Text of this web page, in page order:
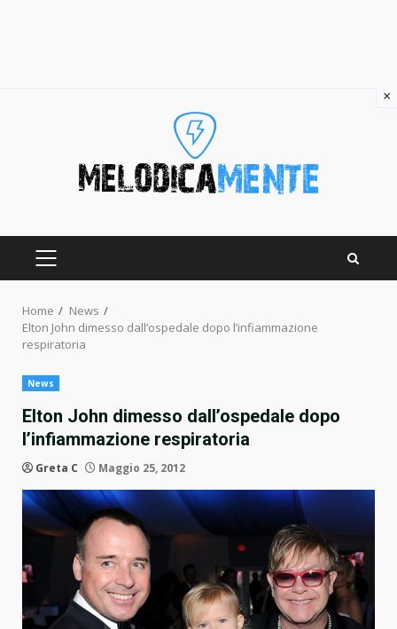
PRIMARY
Home
News
Elton John dimesso dall’ospedale dopo l’infiammazione
respiratoria
News
Elton John dimesso dall’ospedale dopo
l’infiammazione respiratoria
Greta C Maggio 25, 2012
×